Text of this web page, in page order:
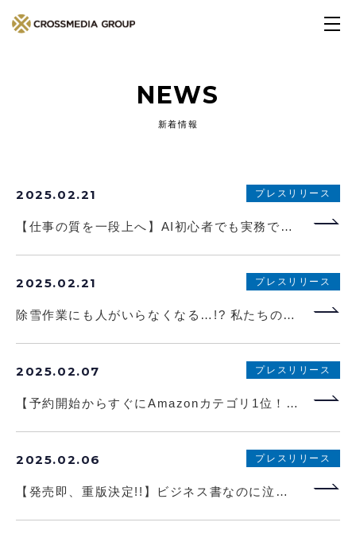
NEWS
新着情報
2025.02.21
【仕事の質を一段上へ】AI初心者でも実務で役立つプロンプト満載の書籍『ITコンサル1000人にAIでラクになる仕事きいてみた』が本日発売！
プレスリリース
2025.02.21
除雪作業にも人がいらなくなる…!? 私たちの生活を変える宇宙の話。書籍『宇宙ビジネス』本日発売
プレスリリース
2025.02.07
【予約開始からすぐにAmazonカテゴリ1位！】私たちの生活を変える「宇宙」の最前線を徹底解説。書籍『宇宙ビジネス』発売決定!!
プレスリリース
2025.02.06
【発売即、重版決定!!】ビジネス書なのに泣ける、と話題。人々の心を掴むラジオのコンテンツ戦略を大公開！『今、ラジオ全盛期。』重版決定！
プレスリリース